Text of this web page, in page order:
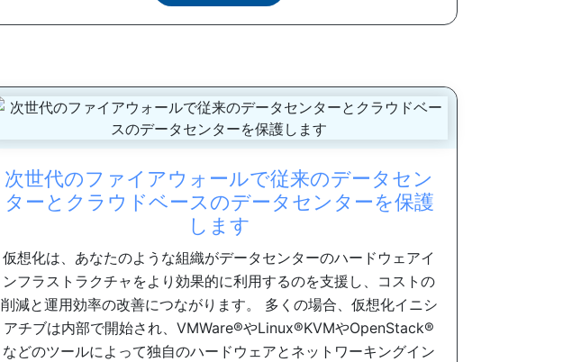
次世代のファイアウォールで従来のデータセン
ターとクラウドベースのデータセンターを保護
します
仮想化は、あなたのような組織がデータセンターのハードウェアイ
ンフラストラクチャをより効果的に利用するのを支援し、コストの
削減と運用効率の改善につながります。 多くの場合、仮想化イニシ
アチブは内部で開始され、VMWare®やLinux®KVMやOpenStack®
などのツールによって独自のハードウェアとネットワーキングイン